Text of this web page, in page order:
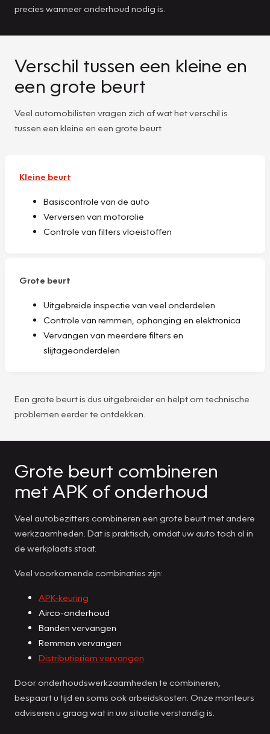
precies wanneer onderhoud nodig is.
Verschil tussen een kleine en
een grote beurt
Veel automobilisten vragen zich af wat het verschil is
tussen een kleine en een grote beurt.
Kleine beurt
Basiscontrole van de auto
Verversen van motorolie
Controle van filters vloeistoffen
Grote beurt
Uitgebreide inspectie van veel onderdelen
Controle van remmen, ophanging en elektronica
Vervangen van meerdere filters en
slijtageonderdelen
Een grote beurt is dus uitgebreider en helpt om technische
problemen eerder te ontdekken.
Grote beurt combineren
met APK of onderhoud
Veel autobezitters combineren een grote beurt met andere
werkzaamheden. Dat is praktisch, omdat uw auto toch al in
de werkplaats staat.
Veel voorkomende combinaties zijn:
APK-keuring
Airco-onderhoud
Banden vervangen
Remmen vervangen
Distributieriem vervangen
Door onderhoudswerkzaamheden te combineren,
bespaart u tijd en soms ook arbeidskosten. Onze monteurs
adviseren u graag wat in uw situatie verstandig is.